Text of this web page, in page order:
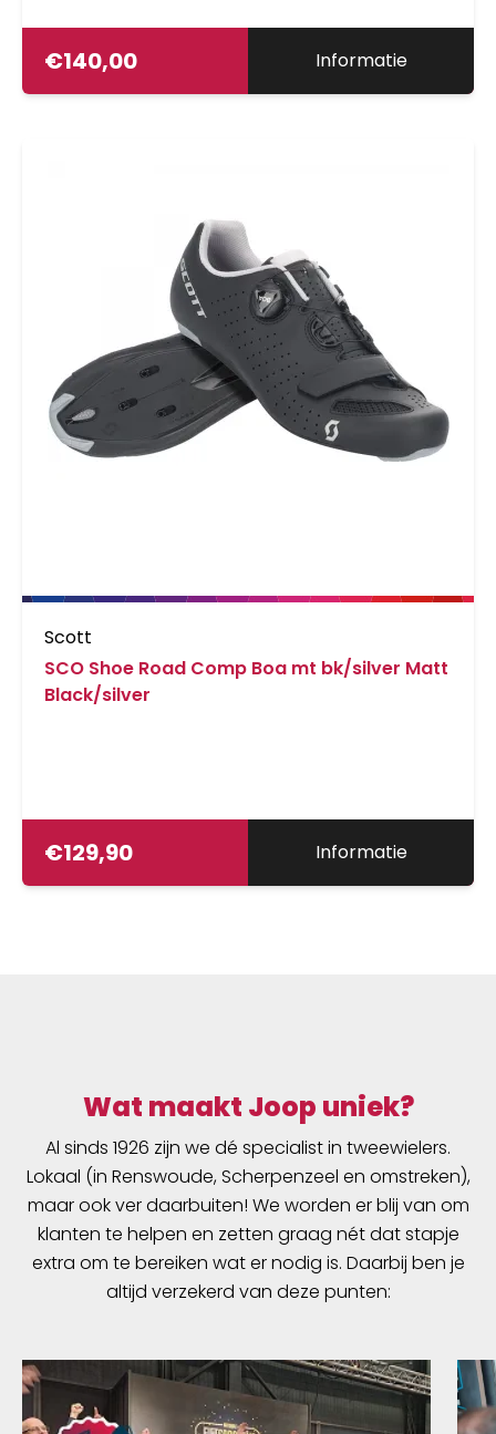
€140,00 Informatie
Scott
SCO Shoe Road Comp Boa mt bk/silver Matt
Black/silver
€129,90 Informatie
Wat maakt Joop uniek?
Al sinds 1926 zijn we dé specialist in tweewielers.
Lokaal (in Renswoude, Scherpenzeel en omstreken),
maar ook ver daarbuiten! We worden er blij van om
klanten te helpen en zetten graag nét dat stapje
extra om te bereiken wat er nodig is. Daarbij ben je
altijd verzekerd van deze punten: